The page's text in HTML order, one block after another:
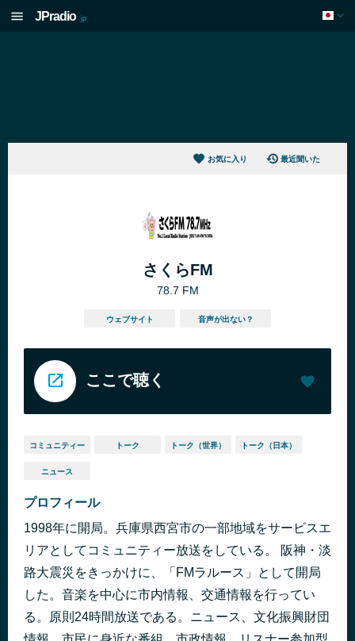
JPradio .jp
お気に入り 最近聞いた
さくらFM
78.7 FM
ウェブサイト 音声が出ない？
ここで聴く
コミュニティー トーク トーク（世界） トーク（日本）
ニュース
プロフィール
1998年に開局。兵庫県西宮市の一部地域をサービスエ
リアとしてコミュニティー放送をしている。 阪神・淡
路大震災をきっかけに、「FMラルース」として開局
した。音楽を中心に市内情報、交通情報を行ってい
る。原則24時間放送である。ニュース、文化振興財団